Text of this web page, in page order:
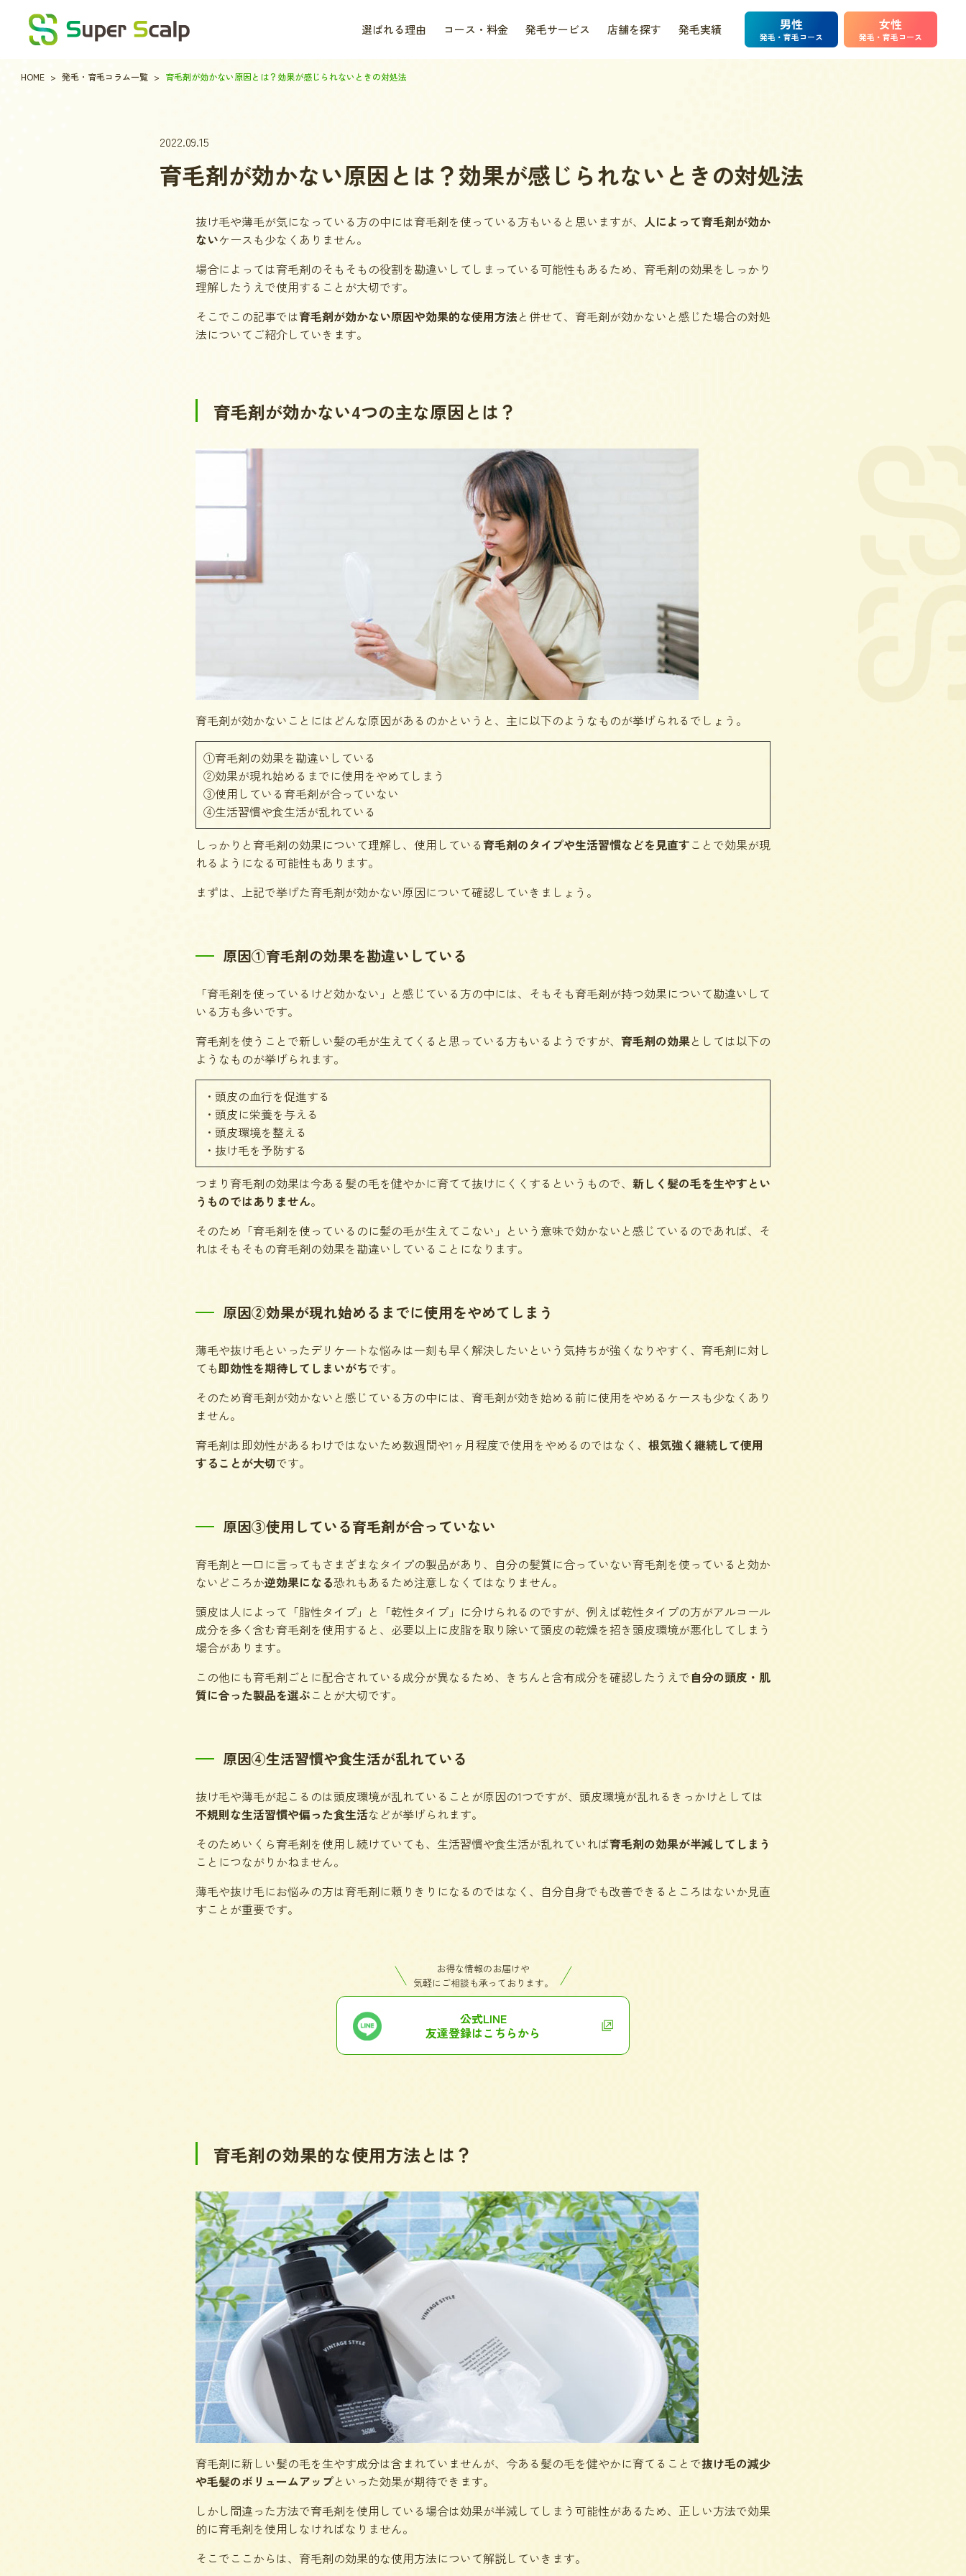
選ばれる理由 コース・料金 発毛サービス 店舗を探す 発毛実績 男性
発毛・育毛コース
女性
発毛・育毛コース
HOME 発毛・育毛コラム一覧 育毛剤が効かない原因とは？効果が感じられないときの対処法
2022.09.15
育毛剤が効かない原因とは？効果が感じられないときの対処法
抜け毛や薄毛が気になっている方の中には育毛剤を使っている方もいると思いますが、 人によって育毛剤が効か
ないケースも少なくありません。
場合によっては育毛剤のそもそもの役割を勘違いしてしまっている可能性もあるため、育毛剤の効果をしっかり
理解したうえで使用することが大切です。
そこでこの記事では育毛剤が効かない原因や効果的な使用方法と併せて、育毛剤が効かないと感じた場合の対処
法についてご紹介していきます。
育毛剤が効かない4つの主な原因とは？
育毛剤が効かないことにはどんな原因があるのかというと、主に以下のようなものが挙げられるでしょう。
①育毛剤の効果を勘違いしている
②効果が現れ始めるまでに使用をやめてしまう
③使用している育毛剤が合っていない
④生活習慣や食生活が乱れている
しっかりと育毛剤の効果について理解し、使用している育毛剤のタイプや生活習慣などを見直すことで効果が現
れるようになる可能性もあります。
まずは、上記で挙げた育毛剤が効かない原因について確認していきましょう。
原因①育毛剤の効果を勘違いしている
「育毛剤を使っているけど効かない」と感じている方の中には、そもそも育毛剤が持つ効果について勘違いして
いる方も多いです。
育毛剤を使うことで新しい髪の毛が生えてくると思っている方もいるようですが、 育毛剤の効果としては以下の
ようなものが挙げられます。
・頭皮の血行を促進する
・頭皮に栄養を与える
・頭皮環境を整える
・抜け毛を予防する
つまり育毛剤の効果は今ある髪の毛を健やかに育てて抜けにくくするというもので、 新しく髪の毛を生やすとい
うものではありません。
そのため「育毛剤を使っているのに髪の毛が生えてこない」という意味で効かないと感じているのであれば、そ
れはそもそもの育毛剤の効果を勘違いしていることになります。
原因②効果が現れ始めるまでに使用をやめてしまう
薄毛や抜け毛といったデリケートな悩みは一刻も早く解決したいという気持ちが強くなりやすく、育毛剤に対し
ても即効性を期待してしまいがちです。
そのため育毛剤が効かないと感じている方の中には、育毛剤が効き始める前に使用をやめるケースも少なくあり
ません。
育毛剤は即効性があるわけではないため数週間や1ヶ月程度で使用をやめるのではなく、 根気強く継続して使用
することが大切です。
原因③使用している育毛剤が合っていない
育毛剤と一口に言ってもさまざまなタイプの製品があり、自分の髪質に合っていない育毛剤を使っていると効か
ないどころか逆効果になる恐れもあるため注意しなくてはなりません。
頭皮は人によって「脂性タイプ」と「乾性タイプ」に分けられるのですが、例えば乾性タイプの方がアルコール
成分を多く含む育毛剤を使用すると、必要以上に皮脂を取り除いて頭皮の乾燥を招き頭皮環境が悪化してしまう
場合があります。
この他にも育毛剤ごとに配合されている成分が異なるため、きちんと含有成分を確認したうえで自分の頭皮・肌
質に合った製品を選ぶことが大切です。
原因④生活習慣や食生活が乱れている
抜け毛や薄毛が起こるのは頭皮環境が乱れていることが原因の1つですが、頭皮環境が乱れるきっかけとしては
不規則な生活習慣や偏った食生活などが挙げられます。
そのためいくら育毛剤を使用し続けていても、生活習慣や食生活が乱れていれば育毛剤の効果が半減してしまう
ことにつながりかねません。
薄毛や抜け毛にお悩みの方は育毛剤に頼りきりになるのではなく、自分自身でも改善できるところはないか見直
すことが重要です。
お得な情報のお届けや
気軽にご相談も承っております。
公式LINE
友達登録はこちらから
育毛剤の効果的な使用方法とは？
育毛剤に新しい髪の毛を生やす成分は含まれていませんが、今ある髪の毛を健やかに育てることで抜け毛の減少
や毛髪のボリュームアップといった効果が期待できます。
しかし間違った方法で育毛剤を使用している場合は効果が半減してしまう可能性があるため、正しい方法で効果
的に育毛剤を使用しなければなりません。
そこでここからは、育毛剤の効果的な使用方法について解説していきます。